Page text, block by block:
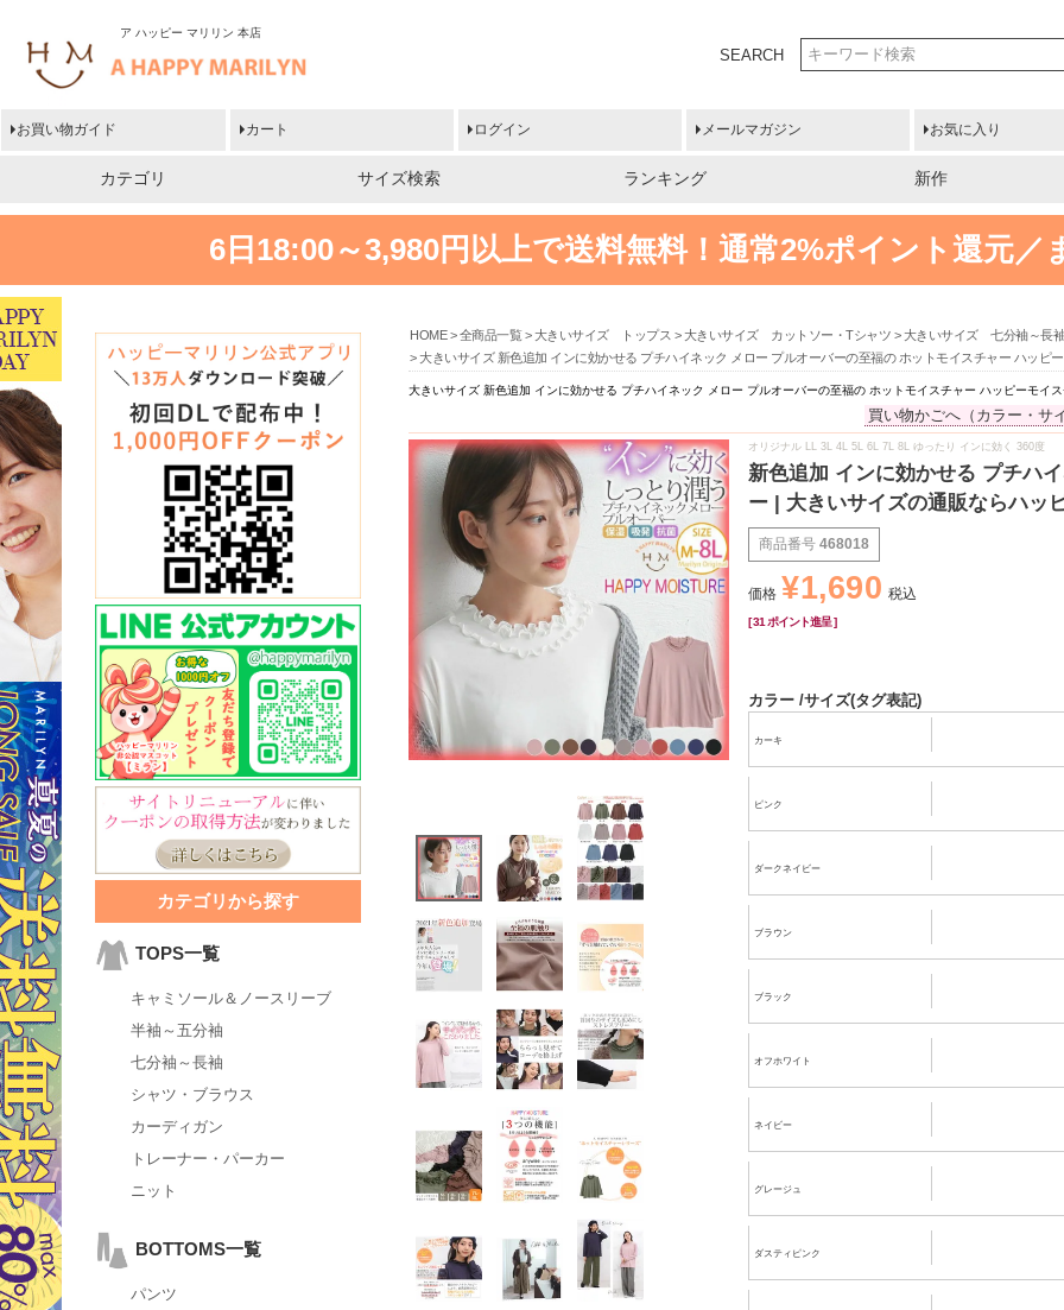
ア ハッピー マリリン 本店
SEARCH
お買い物ガイド カート ログイン メールマガジン お気に入り
カテゴリ サイズ検索 ランキング 新作
6日18:00～3,980円以上で送料無料！ 通常2%ポイント還元／
カテゴリから探す
TOPS一覧
キャミソール＆ノースリーブ
半袖～五分袖
七分袖～長袖
シャツ・ブラウス
カーディガン
トレーナー・パーカー
ニット
BOTTOMS一覧
パンツ
HOME 全商品一覧 大きいサイズ トップス 大きいサイズ カットソー・Tシャツ
大きいサイズ 七分袖～長袖
大きいサイズ 新色追加 インに効かせる プチハイネック メロー プルオーバーの至福の ホットモイスチャー ハッピ
大きいサイズ 新色追加 インに効かせる プチハイネック メロー プルオーバーの至福の ホットモイスチャー ハッピーモイ
買い物かごへ（カラー・サ
オリジナル LL 3L 4L 5L 6L 7L 8L ゆったり インに効く 360度
新色追加 インに効かせる プチハ
ー | 大きいサイズの通販ならハッ
商品番号 468018
価格 ¥1,690 税込
[31 ポイント進呈 ]
カラー サイズ(タグ表記)
カーキ
ピンク
ダークネイビー
ブラウン
ブラック
オフホワイト
ネイビー
グレージュ
ダスティピンク